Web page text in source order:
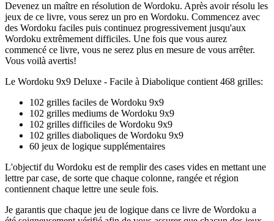
Devenez un maître en résolution de Wordoku. Après avoir résolu les
jeux de ce livre, vous serez un pro en Wordoku. Commencez avec
des Wordoku faciles puis continuez progressivement jusqu'aux
Wordoku extrêmement difficiles. Une fois que vous aurez
commencé ce livre, vous ne serez plus en mesure de vous arrêter.
Vous voilà avertis!
Le Wordoku 9x9 Deluxe - Facile à Diabolique contient 468 grilles:
102 grilles faciles de Wordoku 9x9
102 grilles mediums de Wordoku 9x9
102 grilles difficiles de Wordoku 9x9
102 grilles diaboliques de Wordoku 9x9
60 jeux de logique supplémentaires
L'objectif du Wordoku est de remplir des cases vides en mettant une
lettre par case, de sorte que chaque colonne, rangée et région
contiennent chaque lettre une seule fois.
Je garantis que chaque jeu de logique dans ce livre de Wordoku a